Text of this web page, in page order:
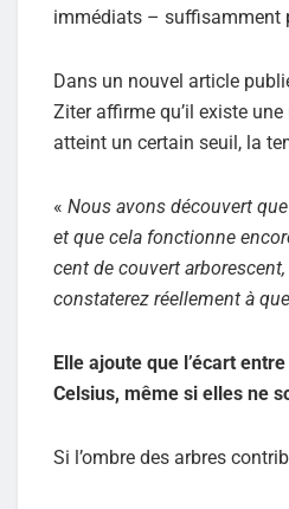
immédiats – suffisamment
Dans un nouvel article
Ziter affirme qu’il existe
atteint un certain seuil, la
« Nous avons découvert
et que cela fonctionne
cent de couvert
constaterez réellement à
Elle ajoute que l’écart
Celsius, même si elles ne
Si l’ombre des arbres